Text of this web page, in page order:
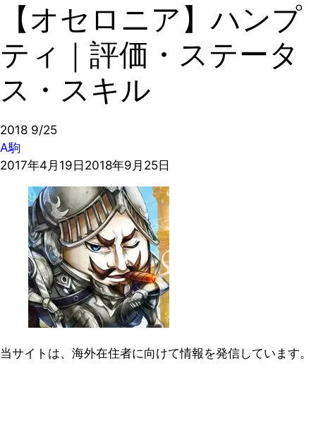
【オセロニア】ハンプ
ティ｜評価・ステータ
ス・スキル
2018 9/25
A駒
2017年4月19日 2018年9月25日
当サイトは、海外在住者に向けて情報を発信しています。